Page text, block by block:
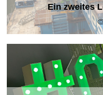
Ein zweites